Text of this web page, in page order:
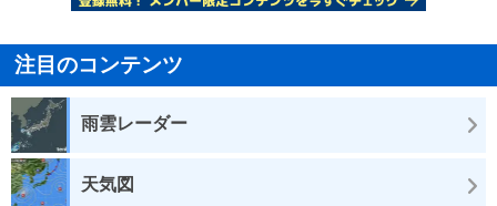
注目のコンテンツ
雨雲レーダー
天気図